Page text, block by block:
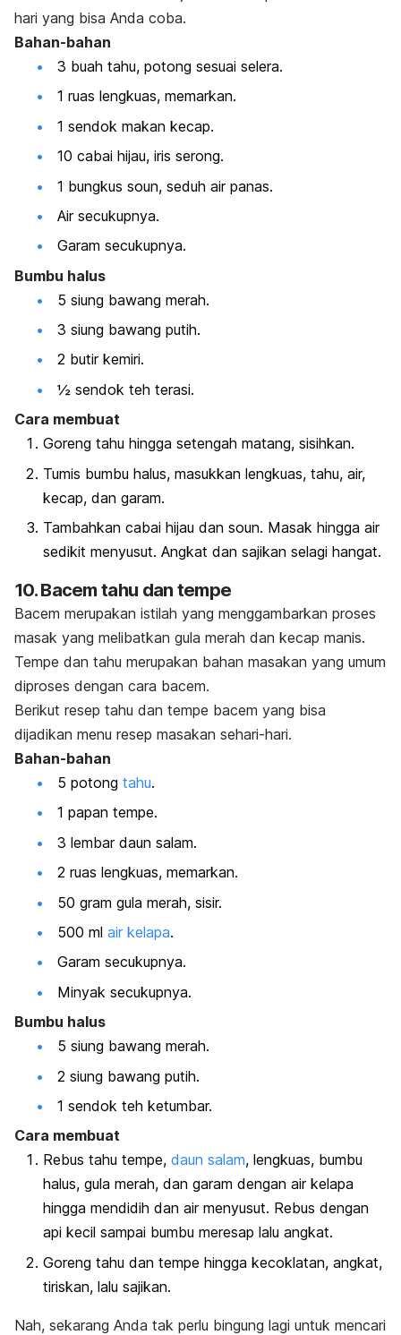
hari yang bisa Anda coba.
Bahan-bahan
3 buah tahu, potong sesuai selera.
1 ruas lengkuas, memarkan.
1 sendok makan kecap.
10 cabai hijau, iris serong.
1 bungkus soun, seduh air panas.
Air secukupnya.
Garam secukupnya.
Bumbu halus
5 siung bawang merah.
3 siung bawang putih.
2 butir kemiri.
½ sendok teh terasi.
Cara membuat
Goreng tahu hingga setengah matang, sisihkan.
Tumis bumbu halus, masukkan lengkuas, tahu, air,
kecap, dan garam.
Tambahkan cabai hijau dan soun. Masak hingga air
sedikit menyusut. Angkat dan sajikan selagi hangat.
10. Bacem tahu dan tempe
Bacem merupakan istilah yang menggambarkan proses
masak yang melibatkan gula merah dan kecap manis.
Tempe dan tahu merupakan bahan masakan yang umum
diproses dengan cara bacem.
Berikut resep tahu dan tempe bacem yang bisa
dijadikan menu resep masakan sehari-hari.
Bahan-bahan
5 potong tahu.
1 papan tempe.
3 lembar daun salam.
2 ruas lengkuas, memarkan.
50 gram gula merah, sisir.
500 ml air kelapa.
Garam secukupnya.
Minyak secukupnya.
Bumbu halus
5 siung bawang merah.
2 siung bawang putih.
1 sendok teh ketumbar.
Cara membuat
Rebus tahu tempe, daun salam, lengkuas, bumbu
halus, gula merah, dan garam dengan air kelapa
hingga mendidih dan air menyusut. Rebus dengan
api kecil sampai bumbu meresap lalu angkat.
Goreng tahu dan tempe hingga kecoklatan, angkat,
tiriskan, lalu sajikan.
Nah, sekarang Anda tak perlu bingung lagi untuk mencari